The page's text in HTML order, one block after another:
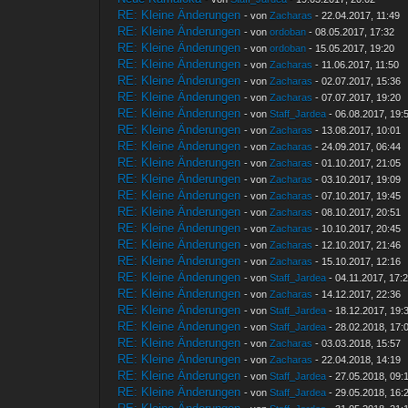
RE: Kleine Änderungen - vonZacharas - 22.04.2017, 11:49
RE: Kleine Änderungen - vonordoban - 08.05.2017, 17:32
RE: Kleine Änderungen - vonordoban - 15.05.2017, 19:20
RE: Kleine Änderungen - vonZacharas - 11.06.2017, 11:50
RE: Kleine Änderungen - vonZacharas - 02.07.2017, 15:36
RE: Kleine Änderungen - vonZacharas - 07.07.2017, 19:20
RE: Kleine Änderungen - vonStaff_Jardea - 06.08.2017,
RE: Kleine Änderungen - vonZacharas - 13.08.2017, 10:01
RE: Kleine Änderungen - vonZacharas - 24.09.2017, 06:44
RE: Kleine Änderungen - vonZacharas - 01.10.2017, 21:05
RE: Kleine Änderungen - vonZacharas - 03.10.2017, 19:09
RE: Kleine Änderungen - vonZacharas - 07.10.2017, 19:45
RE: Kleine Änderungen - vonZacharas - 08.10.2017, 20:51
RE: Kleine Änderungen - vonZacharas - 10.10.2017, 20:45
RE: Kleine Änderungen - vonZacharas - 12.10.2017, 21:46
RE: Kleine Änderungen - vonZacharas - 15.10.2017, 12:16
RE: Kleine Änderungen - vonStaff_Jardea - 04.11.2017,
RE: Kleine Änderungen - vonZacharas - 14.12.2017, 22:36
RE: Kleine Änderungen - vonStaff_Jardea - 18.12.2017,
RE: Kleine Änderungen - vonStaff_Jardea - 28.02.2018,
RE: Kleine Änderungen - vonZacharas - 03.03.2018, 15:57
RE: Kleine Änderungen - vonZacharas - 22.04.2018, 14:19
RE: Kleine Änderungen - vonStaff_Jardea - 27.05.2018,
RE: Kleine Änderungen - vonStaff_Jardea - 29.05.2018,